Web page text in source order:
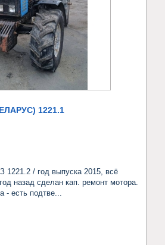
1221.1
1221.2 / год выпуска 2015, всё
назад сделан кап. ремонт мотора.
- есть подтве...